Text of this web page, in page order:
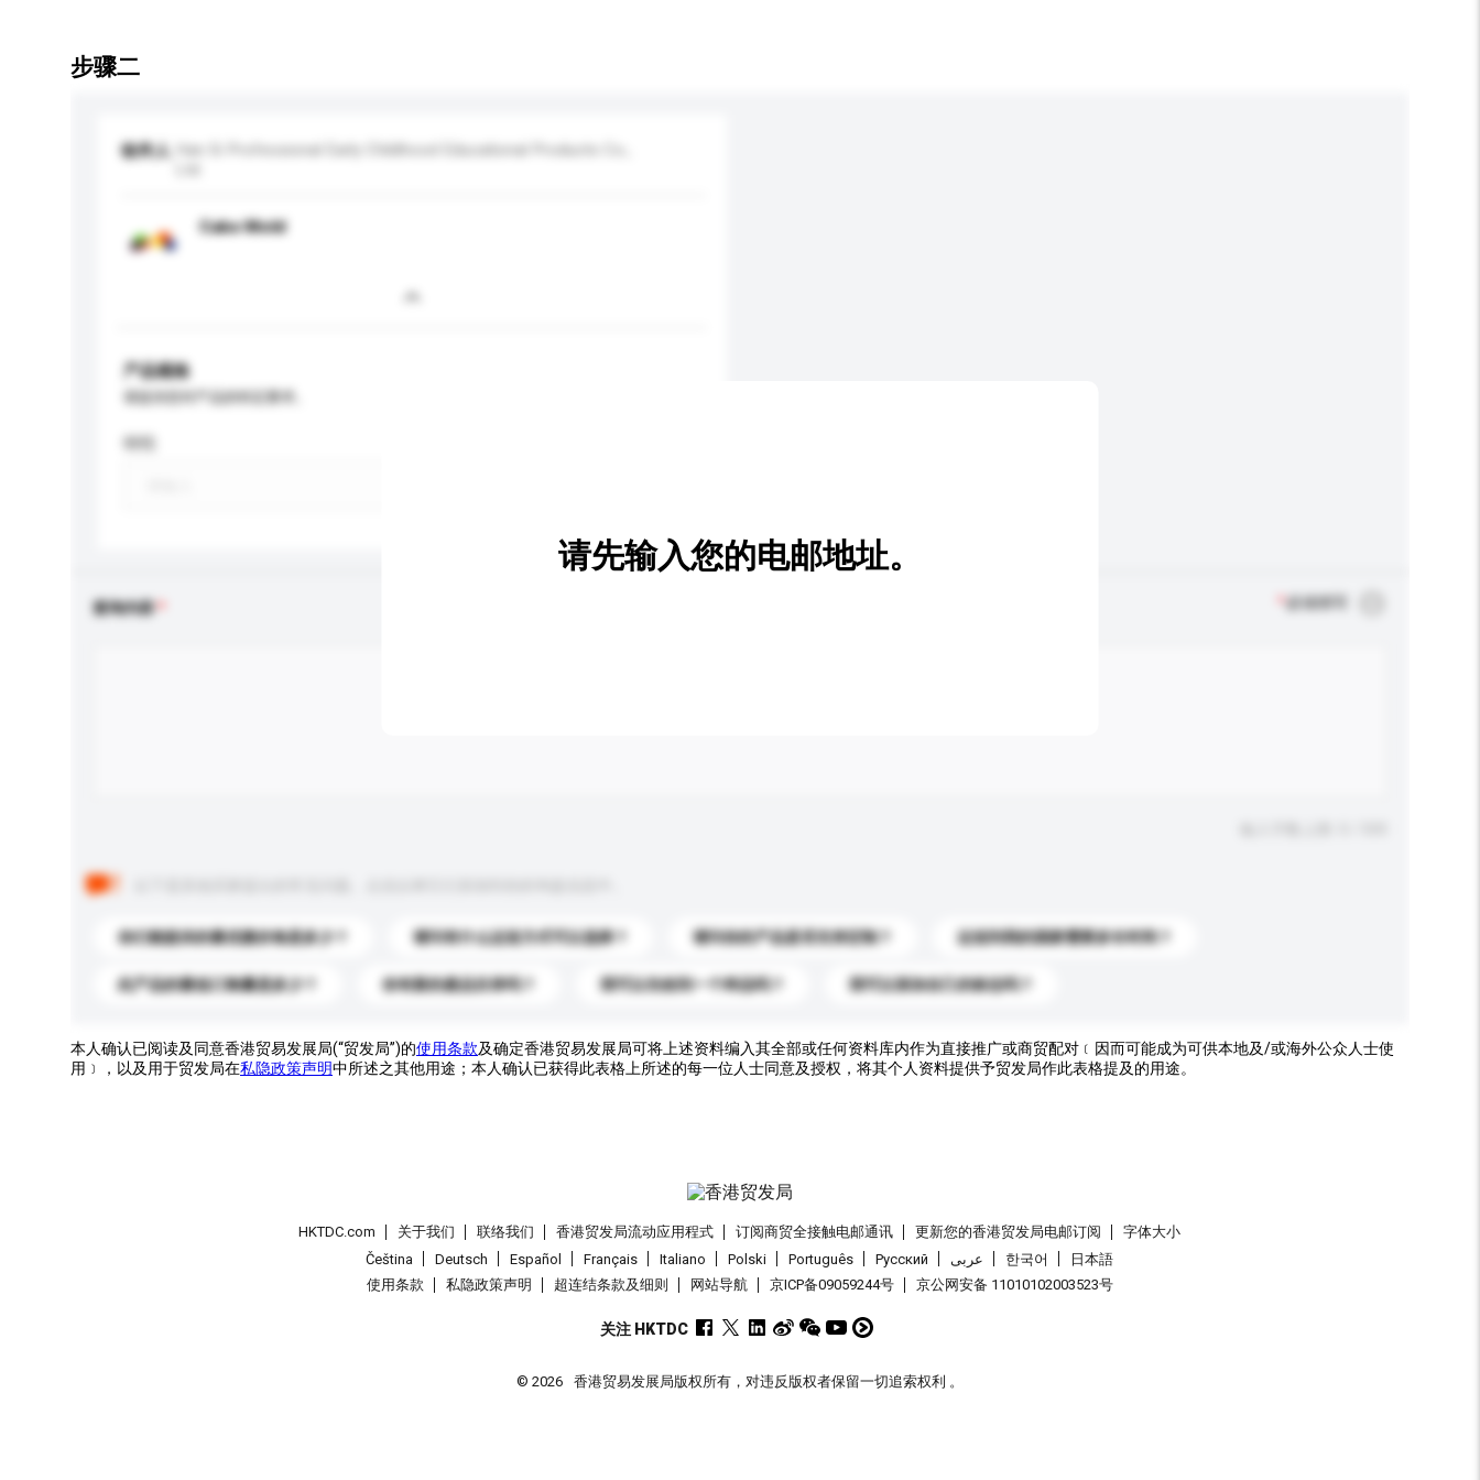
步骤二
收件人
Cake Mold
产品规格
查询内容 必须填写
你们能提供的最优惠价格是多少？ 请问有什么运送方式可以选择？ 请问你的产品是否支持定制？ 运送到我的国家需要多长时间？
此产品的最低订购量是多少？ 你有新的產品目录吗？ 我可以先收到一个样品吗？ 我可以添加自己的标志吗？
请先输入您的电邮地址。
本人确认已阅读及同意香港贸易发展局(“贸发局”)的使用条款及确定香港贸易发展局可将上述资料编入其全部或任何资料库内作为直接推广或商贸配对﹝因而可能成为可供本地及/或海外公众人士使
用﹞，以及用于贸发局在私隐政策声明中所述之其他用途；本人确认已获得此表格上所述的每一位人士同意及授权，将其个人资料提供予贸发局作此表格提及的用途。
HKTDC.com 关于我们 联络我们 香港贸发局流动应用程式 订阅商贸全接触电邮通讯 更新您的香港贸发局电邮订阅
字体大小
Čeština
Deutsch Español Français Italiano Polski Português Pусский عربى 한국어
日本語
使用条款
私隐政策声明 超连结条款及细则 网站导航 京ICP备09059244号 京公网安备 11010102003523号
关注 HKTDC
© 2026 香港贸易发展局版权所有，对违反版权者保留一切追索权利 。